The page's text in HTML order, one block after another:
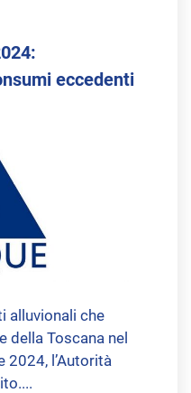
eccedenti
alluvionali che
della Toscana nel
l’Autorità